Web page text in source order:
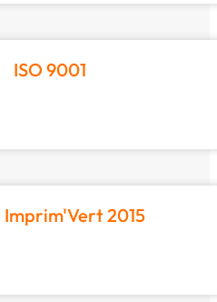
ISO 9001
Imprim'Vert 2015